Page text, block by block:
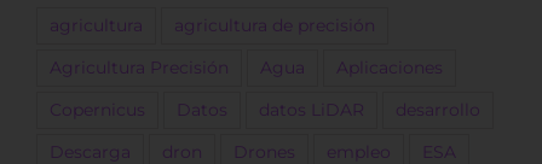
agricultura agricultura de precisión
Agricultura Precisión Agua Aplicaciones
Copernicus Datos datos LiDAR desarrollo
Descarga dron Drones empleo ESA